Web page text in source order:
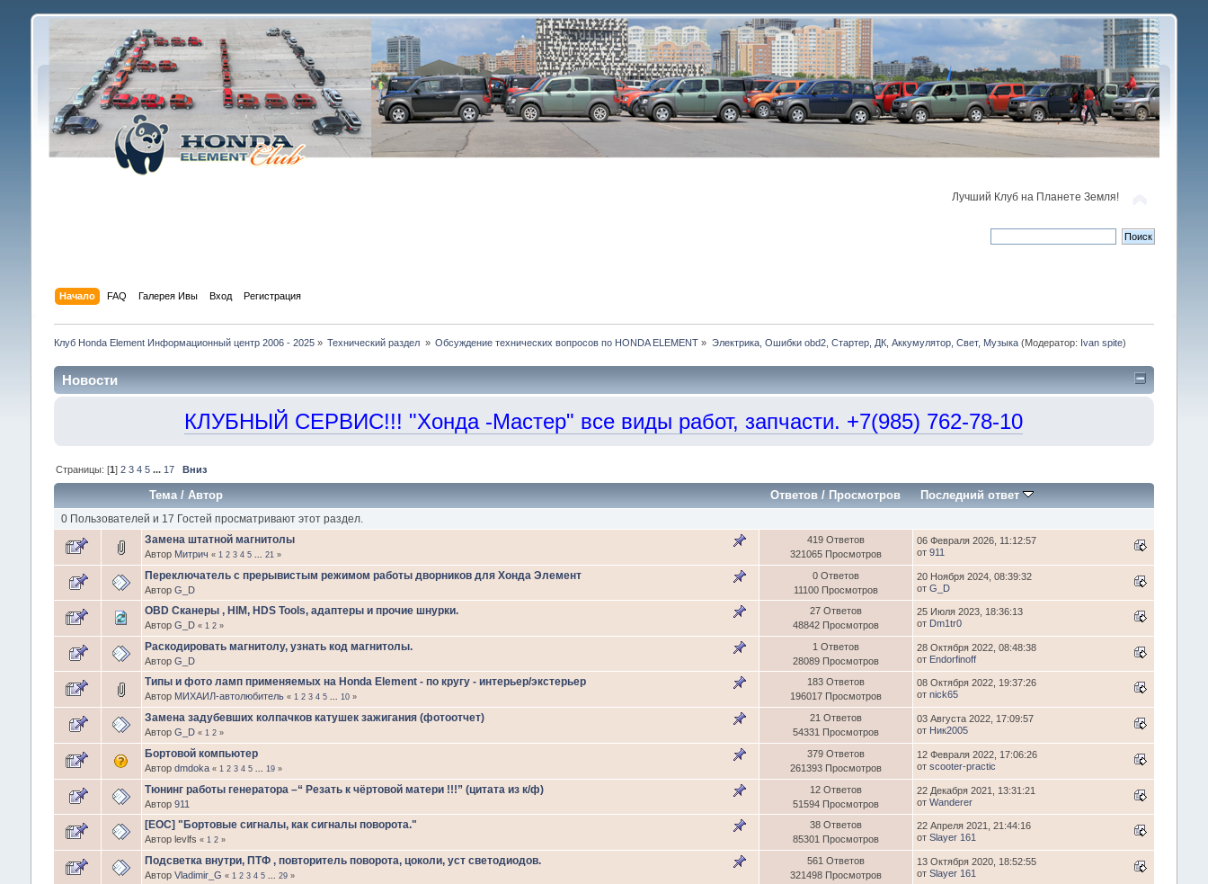
Лучший Клуб на Планете Земля!
Начало FAQ Галерея Ивы Вход Регистрация
Клуб Honda Element Информационный центр 2006 - 2025» Технический раздел » Обсуждение технических вопросов по HONDA ELEMENT » Электрика, Ошибки obd2, Стартер, ДК, Аккумулятор, Свет, Музыка(Модератор: Ivan spite)
Новости
КЛУБНЫЙ СЕРВИС!!! "Хонда -Мастер" все виды работ, запчасти. +7(985) 762-78-10
Страницы: [1] 2 3 4 5 ... 17 Вниз
Тема/ Автор Ответов/ Просмотров Последний ответ
0 Пользователей и 17 Гостей просматривают этот раздел.
Замена штатной магнитолы
Автор Митрич « 1 2 3 4 5 ... 21»
419 Ответов
321065 Просмотров
06 Февраля 2026, 11:12:57
от 911
Переключатель с прерывистым режимом работы дворников для Хонда Элемент
Автор G_D
0 Ответов
11100 Просмотров
20 Ноября 2024, 08:39:32
от G_D
OBD Сканеры , HIM, HDS Tools, адаптеры и прочие шнурки.
Автор G_D « 1 2»
27 Ответов
48842 Просмотров
25 Июля 2023, 18:36:13
от Dm1tr0
Раскодировать магнитолу, узнать код магнитолы.
Автор G_D
1 Ответов
28089 Просмотров
28 Октября 2022, 08:48:38
от Endorfinoff
Типы и фото ламп применяемых на Honda Element - по кругу - интерьер/экстерьер
Автор МИХАИЛ-автолюбитель « 1 2 3 4 5 ... 10»
183 Ответов
196017 Просмотров
08 Октября 2022, 19:37:26
от nick65
Замена задубевших колпачков катушек зажигания (фотоотчет)
Автор G_D « 1 2»
21 Ответов
54331 Просмотров
03 Августа 2022, 17:09:57
от Ник2005
Бортовой компьютер
Автор dmdoka « 1 2 3 4 5 ... 19»
379 Ответов
261393 Просмотров
12 Февраля 2022, 17:06:26
от scooter-practic
Тюнинг работы генератора –“ Резать к чёртовой матери !!!” (цитата из к/ф)
Автор 911
12 Ответов
51594 Просмотров
22 Декабря 2021, 13:31:21
от Wanderer
[EOC] "Бортовые сигналы, как сигналы поворота."
Автор levlfs « 1 2»
38 Ответов
85301 Просмотров
22 Апреля 2021, 21:44:16
от Slayer 161
Подсветка внутри, ПТФ , повторитель поворота, цоколи, уст светодиодов.
Автор Vladimir_G « 1 2 3 4 5 ... 29»
561 Ответов
321498 Просмотров
13 Октября 2020, 18:52:55
от Slayer 161